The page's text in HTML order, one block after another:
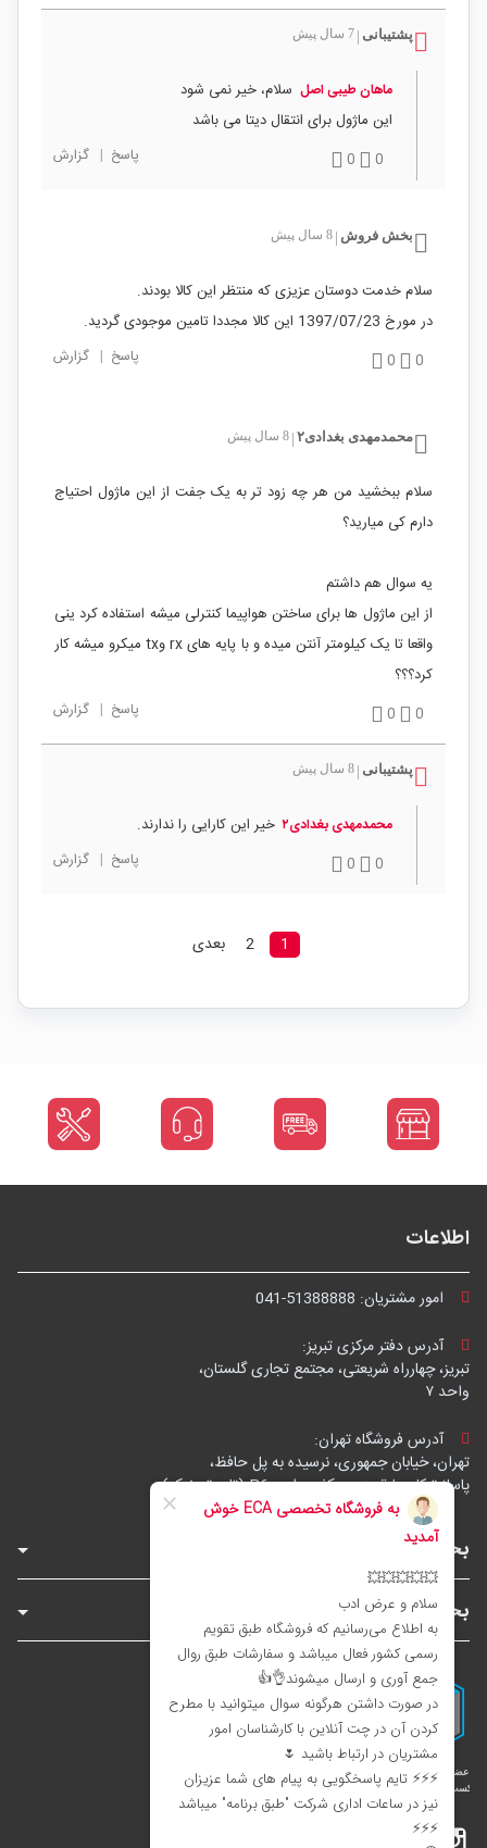
پشتیبانی 7 سال پیش
ماهان طیبی اصل سلام، خیر نمی شود
این ماژول برای انتقال دیتا می باشد
0
0 پاسخ | گزارش
بخش فروش 8 سال پیش
سلام خدمت دوستان عزیزی که منتظر این کالا بودند.
در مورخ 1397/07/23 این کالا مجددا تامین موجودی گردید.
0
0 پاسخ | گزارش
محمدمهدی بغدادی۲ 8 سال پیش
سلام ببخشید من هر چه زود تر به یک جفت از این ماژول احتیاج
دارم کی میارید؟
یه سوال هم داشتم
از این ماژول ها برای ساختن هواپیما کنترلی میشه استفاده کرد ینی
واقعا تا یک کیلومتر آنتن میده و با پایه های rx وtx میکرو میشه کار
کرد؟؟؟
0
0 پاسخ | گزارش
پشتیبانی 8 سال پیش
محمدمهدی بغدادی۲ خیر این کارایی را ندارند.
0
0 پاسخ | گزارش
1
2 بعدی
اطلاعات
امور مشتریان: 041-51388888
آدرس دفتر مرکزی تبریز:
تبریز، چهارراه شریعتی، مجتمع تجاری گلستان،
واحد ۷
آدرس فروشگاه تهران:
تهران، خیابان جمهوری، نرسیده به پل حافظ،
پاساژ توکل، طبقه زیرهمکف، واحد B6 (تاپ ترونیک)
بخش‌های فروشگاه
بخش‌های سایت
اینستاگرام